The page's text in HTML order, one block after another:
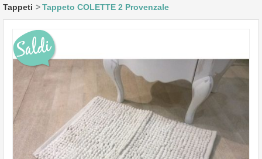
CUCINA
SOGGIORNO
DIVANI E POLTRONE
CAMERA DA LETTO
BAGNO
TAVOLI E SEDIE
Tappeti >Tappeto COLETTE 2 Provenzale